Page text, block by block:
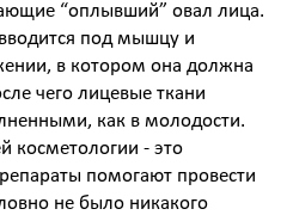
“оплывший” овал лица.
под мышцу и
в котором она должна
чего лицевые ткани
как в молодости.
косметологии - это
помогают провести
не было никакого